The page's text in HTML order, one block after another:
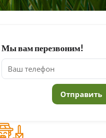
Мы вам перезвоним!